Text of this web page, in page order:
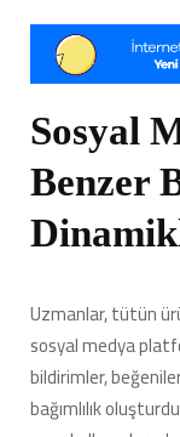
Sosyal
Benzer
Uzmanlar, tütün
sosyal medya
bildirimler,
bağımlılık